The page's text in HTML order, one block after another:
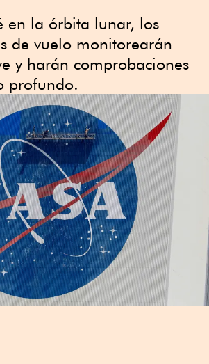
en la órbita lunar, los
de vuelo monitorearán
y harán comprobaciones
profundo.